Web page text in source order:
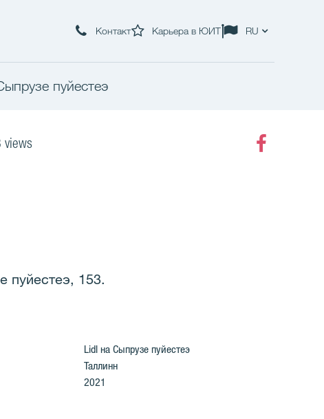
Контакт Карьера в ЮИТ RU
пуйестеэ
пуйестеэ, 153.
Lidl на Сыпрузе пуйестеэ
Таллинн
2021